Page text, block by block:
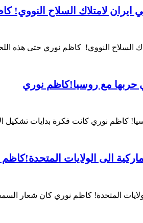
لامتلاك السلاح النووي!
السلاح النووي! كاظم نوري حتى هذه
حربها مع روسيا!كاظم نوري
كاظم نوري كانت فكرة بدايات تشكيل
الى الولايات
المتحدة! كاظم نوري كان شعار